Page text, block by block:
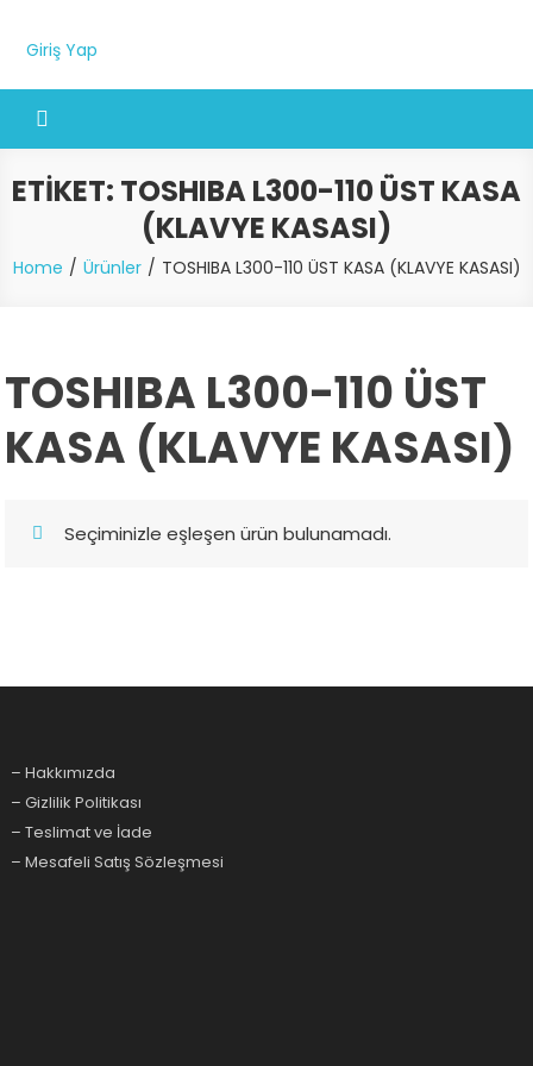
Giriş Yap
ETIKET: TOSHIBA L300-110 ÜST KASA
(KLAVYE KASASI)
Home Ürünler TOSHIBA L300-110 ÜST KASA (KLAVYE KASASI)
TOSHIBA L300-110 ÜST
KASA (KLAVYE KASASI)
Seçiminizle eşleşen ürün bulunamadı.
– Hakkımızda
– Gizlilik Politikası
– Teslimat ve İade
– Mesafeli Satış Sözleşmesi